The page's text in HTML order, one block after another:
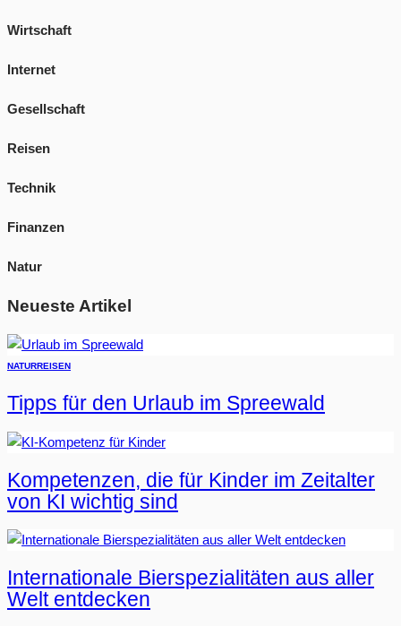
Wirtschaft
Internet
Gesellschaft
Reisen
Technik
Finanzen
Natur
Neueste Artikel
NATURREISEN
Tipps für den Urlaub im Spreewald
Kompetenzen, die für Kinder im Zeitalter
von KI wichtig sind
Internationale Bierspezialitäten aus aller
Welt entdecken